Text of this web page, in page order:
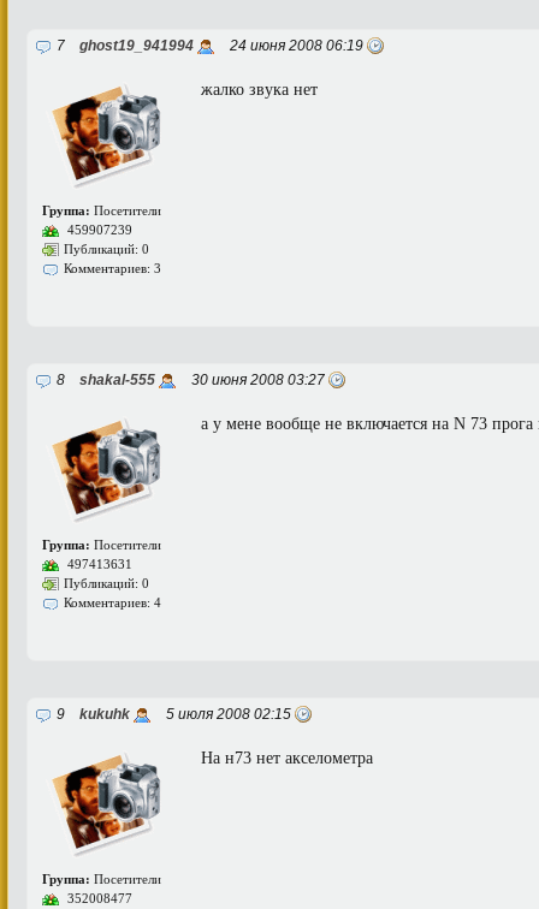
7 ghost19_941994 24 июня 2008 06:19
Группа: Посетители
459907239
Публикаций: 0
Комментариев: 3
жалко звука нет
8 shakal-555 30 июня 2008 03:27
Группа: Посетители
497413631
Публикаций: 0
Комментариев: 4
а у мене вообще не включается на N 73 прога
9 kukuhk 5 июля 2008 02:15
Группа: Посетители
352008477
На н73 нет акселометра